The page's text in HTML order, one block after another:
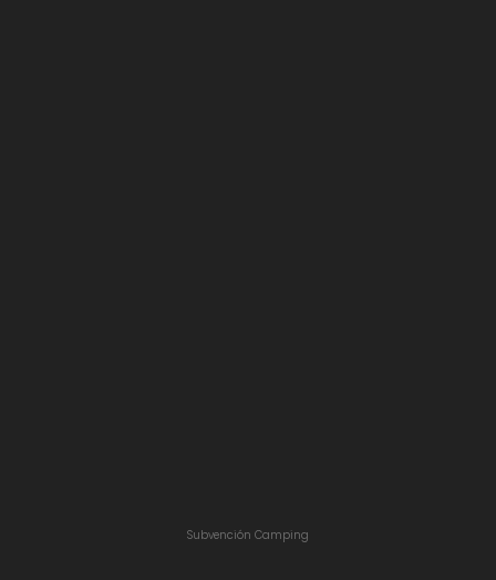
Subvención Camping